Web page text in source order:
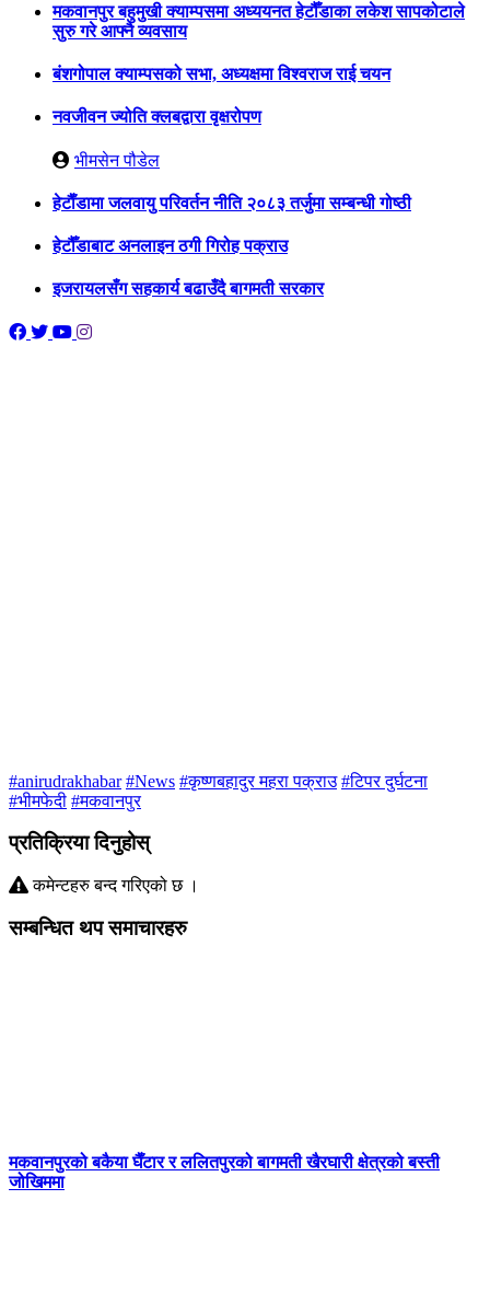
मकवानपुर बहुमुखी क्याम्पसमा अध्ययनत हेटौँडाका लकेश सापकोटाले
सुरु गरे आफ्नै व्यवसाय
बंशगोपाल क्याम्पसको सभा, अध्यक्षमा विश्वराज राई चयन
नवजीवन ज्योति क्लबद्वारा वृक्षरोपण
भीमसेन पौडेल
हेटाैँडामा जलवायु परिवर्तन नीति २०८३ तर्जुमा सम्बन्धी गोष्ठी
हेटौँडाबाट अनलाइन ठगी गिरोह पक्राउ
इजरायलसँग सहकार्य बढाउँदै बागमती सरकार
#anirudrakhabar #News #कृष्णबहादुर महरा पक्राउ #टिपर दुर्घटना
#भीमफेदी #मकवानपुर
प्रतिक्रिया दिनुहोस्
कमेन्टहरु बन्द गरिएको छ ।
सम्बन्धित थप समाचारहरु
मकवानपुरको बकैया घैँटार र ललितपुरको बागमती खैरघारी क्षेत्रको बस्ती
जोखिममा